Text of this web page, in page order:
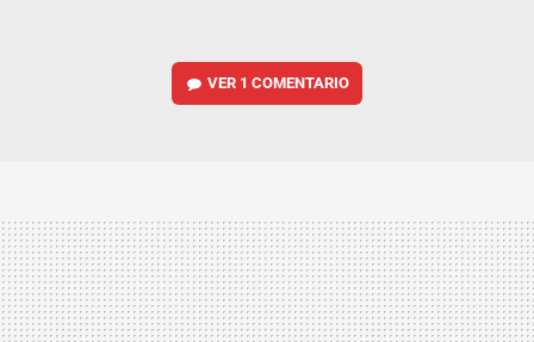
VER 1 COMENTARIO